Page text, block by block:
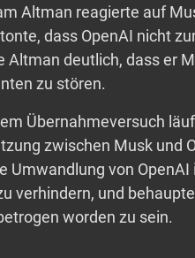
Altman reagierte auf
dass OpenAI nicht
Altman deutlich, dass er
zu stören.
Übernahmeversuch
zwischen Musk und
Umwandlung von
verhindern, und
worden zu sein.